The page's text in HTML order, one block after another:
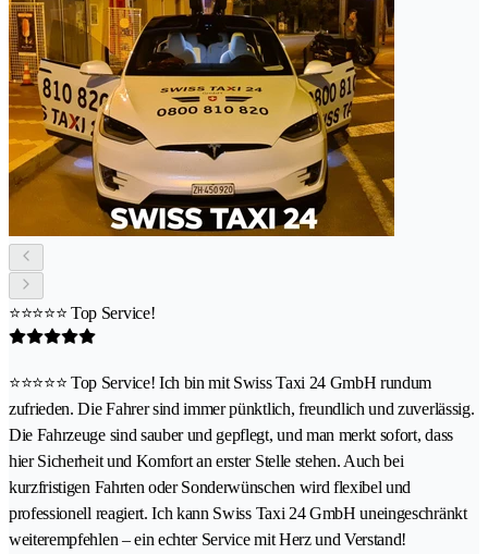
⭐️⭐️⭐️⭐️⭐️ Top Service!
⭐️⭐️⭐️⭐️⭐️ Top Service! Ich bin mit Swiss Taxi 24 GmbH rundum
zufrieden. Die Fahrer sind immer pünktlich, freundlich und zuverlässig.
Die Fahrzeuge sind sauber und gepflegt, und man merkt sofort, dass
hier Sicherheit und Komfort an erster Stelle stehen. Auch bei
kurzfristigen Fahrten oder Sonderwünschen wird flexibel und
professionell reagiert. Ich kann Swiss Taxi 24 GmbH uneingeschränkt
weiterempfehlen – ein echter Service mit Herz und Verstand!